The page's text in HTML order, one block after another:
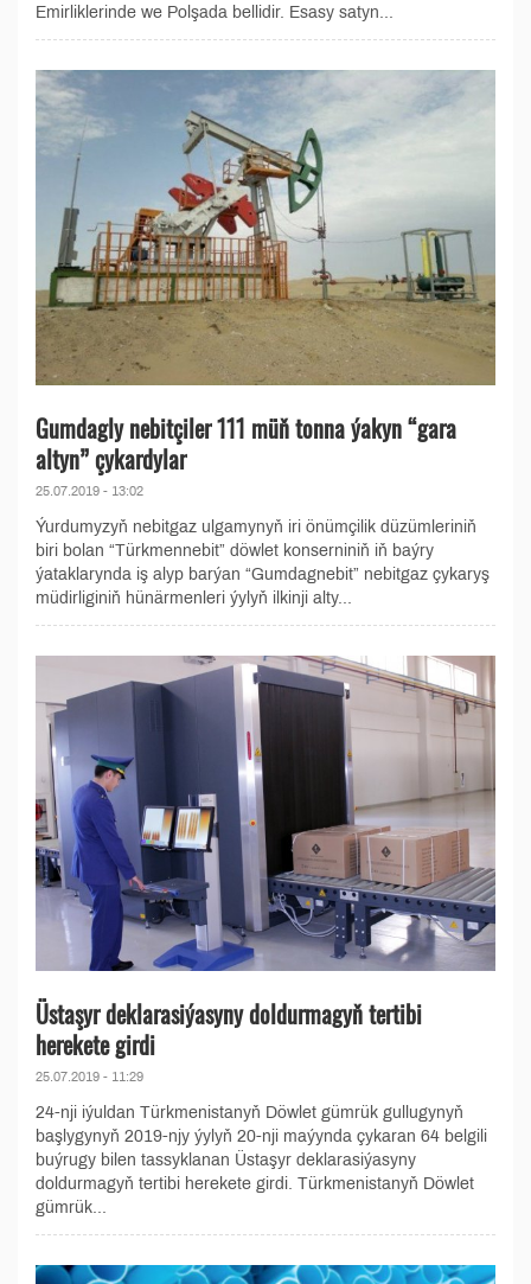
Emirliklerinde we Polşada bellidir. Esasy satyn...
Gumdagly nebitçiler 111 müň tonna ýakyn “gara
altyn” çykardylar
25.07.2019 - 13:02
Ýurdumyzyň nebitgaz ulgamynyň iri önümçilik düzümleriniň
biri bolan “Türkmennebit” döwlet konserniniň iň baýry
ýataklarynda iş alyp barýan “Gumdagnebit” nebitgaz çykaryş
müdirliginiň hünärmenleri ýylyň ilkinji alty...
Üstaşyr deklarasiýasyny doldurmagyň tertibi
herekete girdi
25.07.2019 - 11:29
24-nji iýuldan Türkmenistanyň Döwlet gümrük gullugynyň
başlygynyň 2019-njy ýylyň 20-nji maýynda çykaran 64 belgili
buýrugy bilen tassyklanan Üstaşyr deklarasiýasyny
doldurmagyň tertibi herekete girdi. Türkmenistanyň Döwlet
gümrük...